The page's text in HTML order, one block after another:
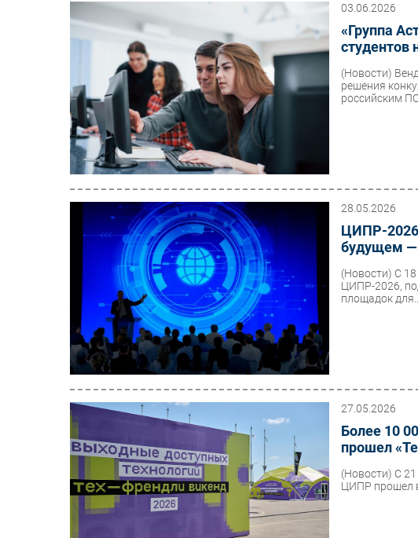
03.06.2026
«Группа
студентов
(Новости)
решения
российским
28.05.2026
ЦИПР-
будущем —
(Новости) С
ЦИПР-2026,
площадок для...
27.05.2026
Более 10
прошел
(Новости) С
ЦИПР прошел